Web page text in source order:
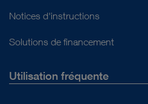
Notices d'instructions
Solutions de financement
Utilisation fréquente